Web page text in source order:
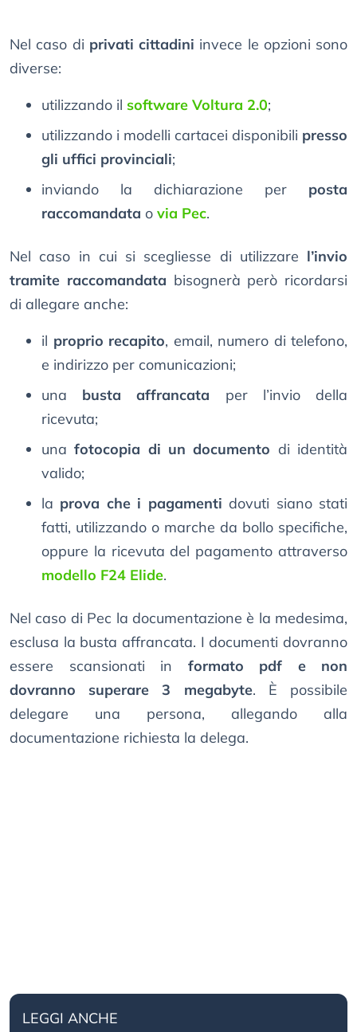
Nel caso di privati cittadini invece le opzioni sono
diverse:
utilizzando il software Voltura 2.0;
utilizzando i modelli cartacei disponibili presso
gli uffici provinciali;
inviando la dichiarazione per posta
raccomandata o via Pec.
Nel caso in cui si scegliesse di utilizzare l’invio
tramite raccomandata bisognerà però ricordarsi
di allegare anche:
il proprio recapito, email, numero di telefono,
e indirizzo per comunicazioni;
una busta affrancata per l’invio della
ricevuta;
unafotocopia di un documento di identità
valido;
la prova che i pagamenti dovuti siano stati
fatti, utilizzando o marche da bollo specifiche,
oppure la ricevuta del pagamento attraverso
modello F24 Elide.
Nel caso di Pec la documentazione è la medesima,
esclusa la busta affrancata. I documenti dovranno
essere scansionati in formato pdf e non
dovranno superare 3 megabyte. È possibile
delegare una persona, allegando alla
documentazione richiesta la delega.
LEGGI ANCHE